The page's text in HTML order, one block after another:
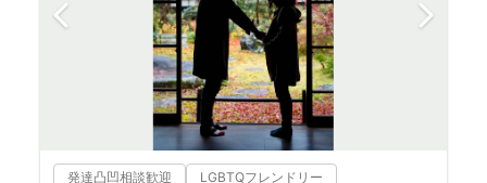
発達凸凹相談歓迎 LGBTQフレンドリー